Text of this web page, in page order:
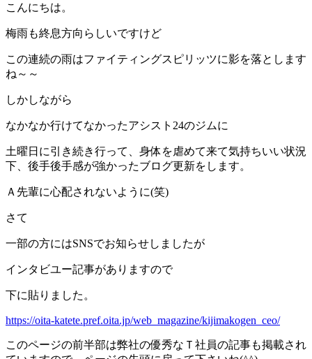
こんにちは。
梅雨も終息方向らしいですけど
この連続の雨はファイティングスピリッツに影を落とします
ね～～
しかしながら
なかなか行けてなかったアシスト24のジムに
土曜日に引き続き行って、身体を虐めて来て気持ちいい状況
下、後手後手感が強かったブログ更新をします。
Ａ先輩に心配されないように(笑)
さて
一部の方にはSNSでお知らせしましたが
インタビユー記事がありますので
下に貼りました。
https://oita-katete.pref.oita.jp/web_magazine/kijimakogen_ceo/
このページの前半部は弊社の優秀なＴ社員の記事も掲載され